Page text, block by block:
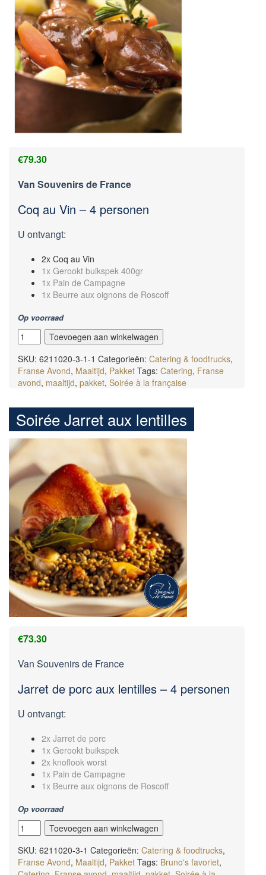
€79.30
Van Souvenirs de France
Coq au Vin – 4 personen
U ontvangt:
2x Coq au Vin
1x Gerookt buikspek 400gr
1x Pain de Campagne
1x Beurre aux oignons de Roscoff
Op voorraad
Soirée
Coq
au
Vin
aantal
Toevoegen aan winkelwagen
SKU: 6211020-3-1-1 Categorieën: Catering & foodtrucks,
Franse Avond, Maaltijd, Pakket Tags: Catering, Franse
avond, maaltijd, pakket, Soirée à la française
Soirée Jarret aux lentilles
€73.30
Van Souvenirs de France
Jarret de porc aux lentilles – 4 personen
U ontvangt:
2x Jarret de porc
1x Gerookt buikspek
2x knoflook worst
1x Pain de Campagne
1x Beurre aux oignons de Roscoff
Op voorraad
Soirée
Jarret
aux
lentilles
Toevoegen aan winkelwagen
SKU: 6211020-3-1 Categorieën: Catering & foodtrucks,
Franse Avond, Maaltijd, Pakket Tags: Bruno's favoriet,